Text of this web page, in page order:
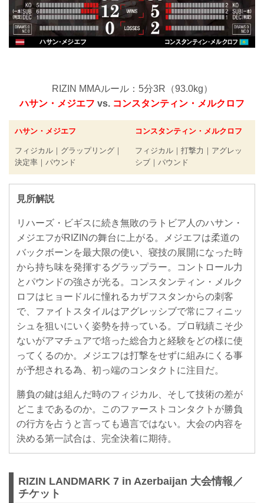
RIZIN MMAルール：5分3R（93.0kg）
ハサン・メジエフ vs. コンスタンティン・メルクロフ
ハサン・メジエフ
フィジカル｜グラップリング｜
決定率｜パウンド
コンスタンティン・メルクロフ
フィジカル｜打撃力｜アグレッ
シブ｜パウンド
見所解説
リハーズ・ビギスに続き無敗のラトビア人のハサン・
メジエフがRIZINの舞台に上がる。メジエフは柔道の
バックボーンを最大限の使い、寝技の展開になった時
から持ち味を発揮するグラップラー。コントロール力
とパウンドの強さが光る。コンスタンティン・メルク
ロフはヒョードルに憧れるカザフスタンからの刺客
で、ファイトスタイルはアグレッシブで常にフィニッ
シュを狙いにいく姿勢を持っている。プロ戦績こそ少
ないがアマチュアで培った総合力と経験をどの様に使
ってくるのか。メジエフは打撃をせずに組みにくる事
が予想される為、初っ端のコンタクトに注目だ。
勝負の鍵は組んだ時のフィジカル、そして技術の差が
どこまであるのか。このファーストコンタクトが勝負
の行方を占うと言っても過言ではない。大会の内容を
決める第一試合は、完全決着に期待。
RIZIN LANDMARK 7 in Azerbaijan 大会情報／
チケット